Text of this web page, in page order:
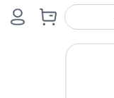
رنگ نقره ای